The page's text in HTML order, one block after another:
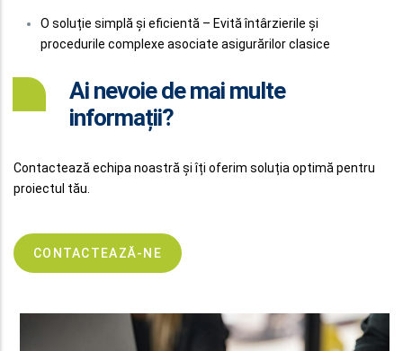
O soluție simplă și eficientă – Evită întârzierile și
procedurile complexe asociate asigurărilor clasice
Ai nevoie de mai multe
informații?
Contactează echipa noastră și îți oferim soluția optimă pentru
proiectul tău.
CONTACTEAZĂ-NE